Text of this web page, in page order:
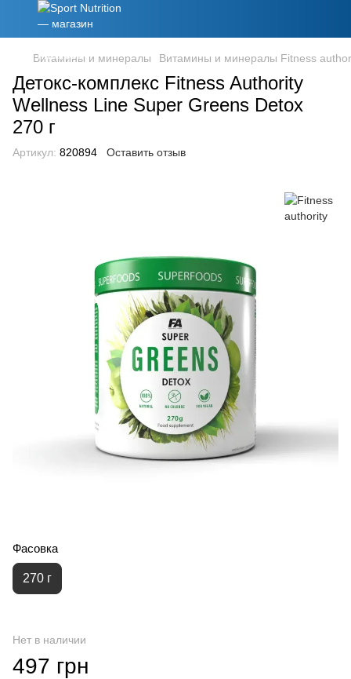
Витамины и минералы Витамины и минералы Fitness
Детокс-комплекс Fitness Authority
Wellness Line Super Greens Detox
270 г
Артикул: 820894 Оставить отзыв
Фасовка
270 г
Нет в наличии
497 грн